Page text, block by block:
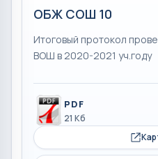
ОБЖ СОШ 10
Итоговый протокол
ВОШ в 2020-2021 уч.году
PDF
21 Кб